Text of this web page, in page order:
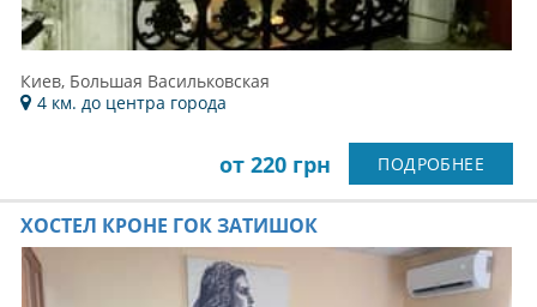
Киев, Большая Васильковская
4 км. до центра города
от 220 грн ПОДРОБНЕЕ
ХОСТЕЛ КРОНЕ ГОК ЗАТИШОК